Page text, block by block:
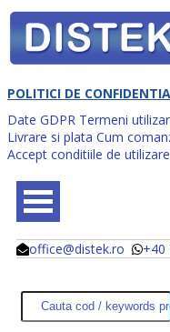
POLITICI DE
Date GDPR Termeni
Livrare si plata Cum
Accept conditiile de utilizare
office@distek.ro +40
@
@